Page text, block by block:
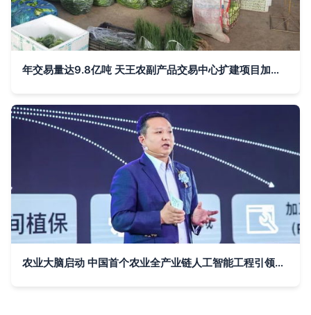
年交易量达9.8亿吨 天王农副产品交易中心扩建项目加速推进
农业大脑启动 中国首个农业全产业链人工智能工程引领农副产品新变革